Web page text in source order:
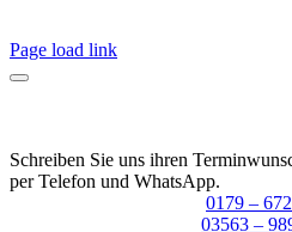
Page load link
Schreiben Sie uns ihren
per Telefon und WhatsApp.
0179 –
03563 –